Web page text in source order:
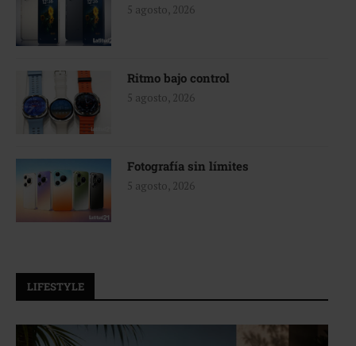
5 agosto, 2026
Ritmo bajo control
5 agosto, 2026
Fotografía sin límites
5 agosto, 2026
LIFESTYLE